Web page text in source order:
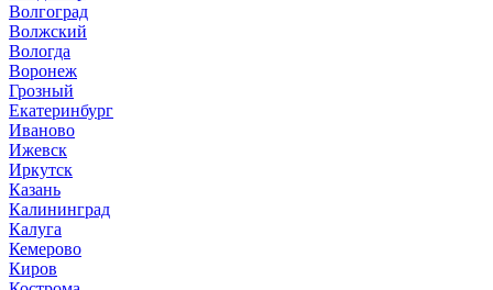
Волгоград
Волжский
Вологда
Воронеж
Грозный
Екатеринбург
Иваново
Ижевск
Иркутск
Казань
Калининград
Калуга
Кемерово
Киров